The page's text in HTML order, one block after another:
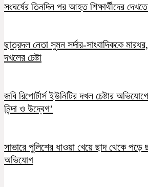
সংঘর্ষের তিনদিন পর আহত শিক্ষার্থীদের
ছাত্রদল নেতা সুমন সর্দার-সাংবাদিককে
দখলের চেষ্টা
জবি রিপোর্টার্স ইউনিটির দখল চেষ্টার
নিন্দা ও উদ্বেগ’
সাভারে পুলিশের ধাওয়া খেয়ে ছাদ থেকে পড়ে
অভিযোগ